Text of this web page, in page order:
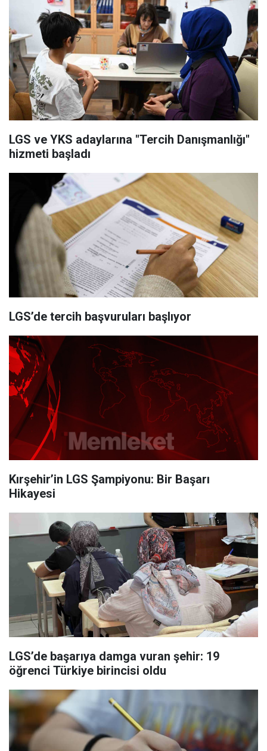
LGS ve YKS adaylarına "Tercih Danışmanlığı"
hizmeti başladı
LGS’de tercih başvuruları başlıyor
Kırşehir’in LGS Şampiyonu: Bir Başarı
Hikayesi
LGS’de başarıya damga vuran şehir: 19
öğrenci Türkiye birincisi oldu